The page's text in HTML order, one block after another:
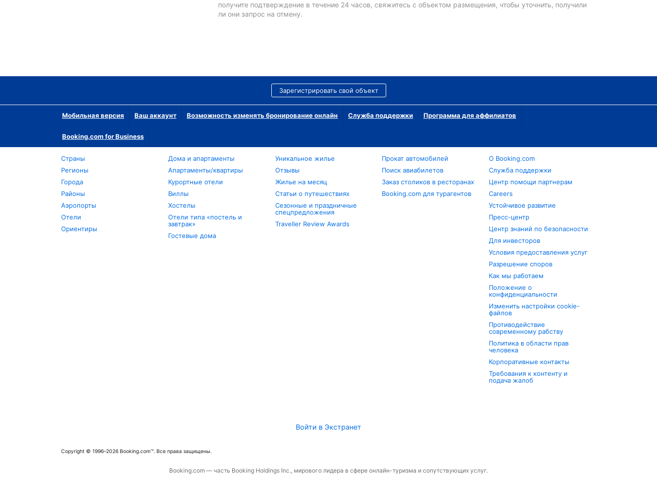
получите подтверждение в течение 24 часов, свяжитесь с объектом размещения, чтобы уточнить, получили
ли они запрос на отмену.
Зарегистрировать свой объект
Мобильная версия Ваш аккаунт Возможность изменять бронирование онлайн Служба поддержки Программа для аффилиатов
Booking.com for Business
Страны
Регионы
Города
Районы
Аэропорты
Отели
Ориентиры
Дома и апартаменты
Апартаменты/квартиры
Курортные отели
Виллы
Хостелы
Отели типа «постель и
завтрак»
Гостевые дома
Уникальное жилье
Отзывы
Жилье на месяц
Статьи о путешествиях
Сезонные и праздничные
спецпредложения
Traveller Review Awards
Прокат автомобилей
Поиск авиабилетов
Заказ столиков в ресторанах
Booking.com для турагентов
О Booking.com
Служба поддержки
Центр помощи партнерам
Careers
Устойчивое развитие
Пресс-центр
Центр знаний по безопасности
Для инвесторов
Условия предоставления услуг
Разрешение споров
Как мы работаем
Положение о
конфиденциальности
Изменить настройки cookie-
файлов
Противодействие
современному рабству
Политика в области прав
человека
Корпоративные контакты
Требования к контенту и
подача жалоб
Войти в Экстранет
Copyright © 1996–2026 Booking.com™. Все права защищены.
Booking.com — часть Booking Holdings Inc., мирового лидера в сфере онлайн-туризма и сопутствующих услуг.